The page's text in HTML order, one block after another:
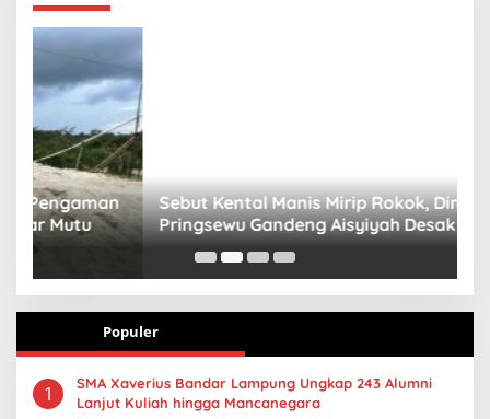
Sebut Kental Manis Mirip Rokok, Dinkes
Pringsewu Gandeng Aisyiyah Desak Regulasi
Gizi Anak
Populer
1
SMA Xaverius Bandar Lampung Ungkap 243 Alumni
Lanjut Kuliah hingga Mancanegara